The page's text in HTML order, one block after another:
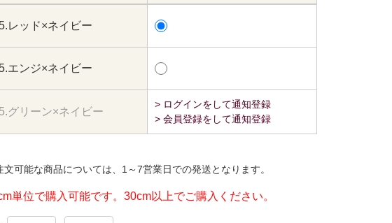
レッド×ネイビー
エンジ×ネイビー
グリーン×ネイビー
> ログインをして通知登録
> 会員登録をして通知登録
可能な商品については、1～7営業日での発送となります。
単位で購入可能です。30cm以上でご購入ください。